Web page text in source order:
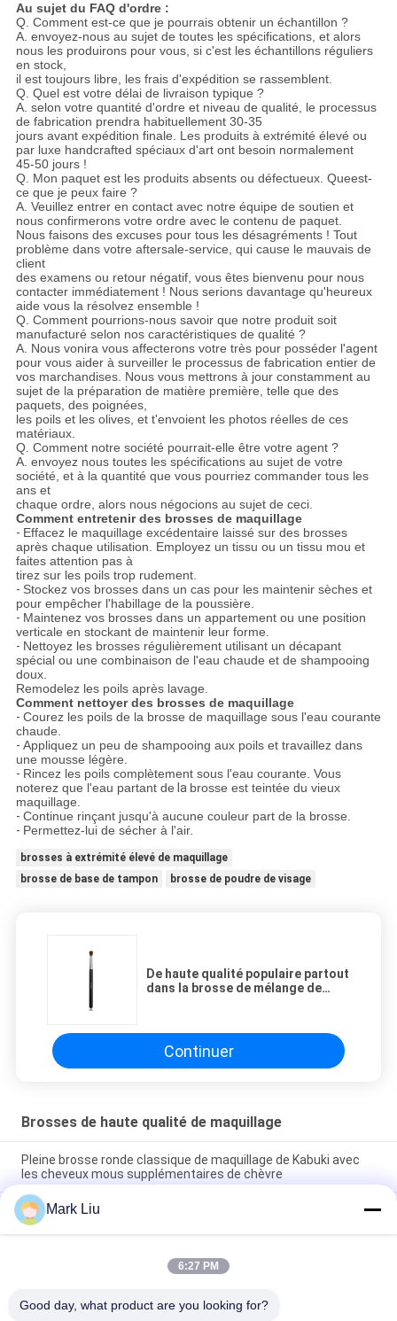
Au sujet du FAQ d'ordre :
Q. Comment est-ce que je pourrais obtenir un échantillon ?
A. envoyez-nous au sujet de toutes les spécifications, et alors
nous les produirons pour vous, si c'est les échantillons réguliers
en stock,
il est toujours libre, les frais d'expédition se rassemblent.
Q. Quel est votre délai de livraison typique ?
A. selon votre quantité d'ordre et niveau de qualité, le processus
de fabrication prendra habituellement 30-35
jours avant expédition finale. Les produits à extrémité élevé ou
par luxe handcrafted spéciaux d'art ont besoin normalement
45-50 jours !
Q. Mon paquet est les produits absents ou défectueux. Queest-
ce que je peux faire ?
A. Veuillez entrer en contact avec notre équipe de soutien et
nous confirmerons votre ordre avec le contenu de paquet.
Nous faisons des excuses pour tous les désagréments ! Tout
problème dans votre aftersale-service, qui cause le mauvais de
client
des examens ou retour négatif, vous êtes bienvenu pour nous
contacter immédiatement ! Nous serions davantage qu'heureux
aide vous la résolvez ensemble !
Q. Comment pourrions-nous savoir que notre produit soit
manufacturé selon nos caractéristiques de qualité ?
A. Nous vonira vous affecterons votre très pour posséder l'agent
pour vous aider à surveiller le processus de fabrication entier de
vos marchandises. Nous vous mettrons à jour constamment au
sujet de la préparation de matière première, telle que des
paquets, des poignées,
les poils et les olives, et t'envoient les photos réelles de ces
matériaux.
Q. Comment notre société pourrait-elle être votre agent ?
A. envoyez nous toutes les spécifications au sujet de votre
société, et à la quantité que vous pourriez commander tous les
ans et
chaque ordre, alors nous négocions au sujet de ceci.
Comment entretenir des brosses de maquillage
- Effacez le maquillage excédentaire laissé sur des brosses
après chaque utilisation. Employez un tissu ou un tissu mou et
faites attention pas à
tirez sur les poils trop rudement.
- Stockez vos brosses dans un cas pour les maintenir sèches et
pour empêcher l'habillage de la poussière.
- Maintenez vos brosses dans un appartement ou une position
verticale en stockant de maintenir leur forme.
- Nettoyez les brosses régulièrement utilisant un décapant
spécial ou une combinaison de l'eau chaude et de shampooing
doux.
Remodelez les poils après lavage.
Comment nettoyer des brosses de maquillage
- Courez les poils de la brosse de maquillage sous l'eau courante
chaude.
- Appliquez un peu de shampooing aux poils et travaillez dans
une mousse légère.
- Rincez les poils complètement sous l'eau courante. Vous
noterez que l'eau partant de la brosse est teintée du vieux
maquillage.
- Continue rinçant jusqu'à aucune couleur part de la brosse.
- Permettez-lui de sécher à l'air.
brosses à extrémité élevé de maquillage
brosse de base de tampon
brosse de poudre de visage
De haute qualité populaire partout
dans la brosse de mélange de
Continuer
Brosses de haute qualité de maquillage
Pleine brosse ronde classique de maquillage de Kabuki avec
les cheveux mous supplémentaires de chèvre
Brosse de maquillage de cheveux de chèvre de fan de beauté
de Vonira grande/brosses à extrémité élevé de maquillage
poignée en bois
Brosse pure de maquillage de joue de cheveux ultra mous de
Mark Liu
6:27 PM
Good day, what product are you looking for?